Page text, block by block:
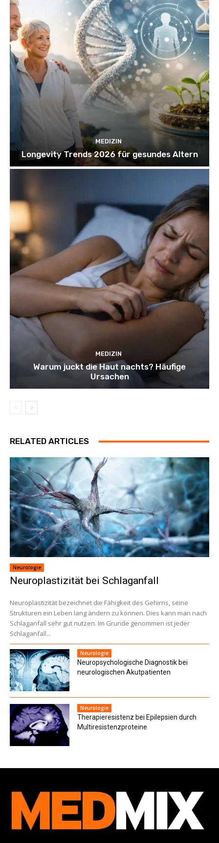
MEDIZIN
Longevity Trends 2026 für gesundes Altern
MEDIZIN
Warum juckt die Haut nachts? Häufige
Ursachen
RELATED ARTICLES
Neurologie
Neuroplastizität bei Schlaganfall
Neuroplastizität bezeichnet die Fähigkeit des Gehirns, seine
Strukturen ein Leben lang ändern zu können. Dies kann man nach
Schlaganfall sehr gut nutzen. Im Grunde genommen ist jeder
Schlaganfall...
Neurologie
Neuropsychologische Diagnostik bei
neuro­logischen Akutpatienten
Neurologie
Therapieresistenz bei Epilepsien durch
Multiresistenz­proteine